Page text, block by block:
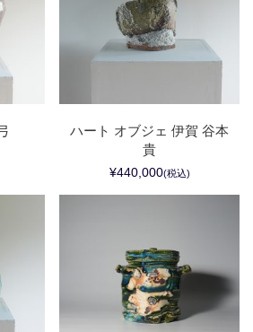
ハート オブジェ 伊賀 谷本
貴
¥440,000(税込)